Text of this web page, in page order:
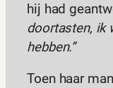
hij had
doortasten, ik
hebben.”
Toen haar